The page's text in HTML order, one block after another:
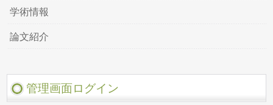
学術情報
論文紹介
管理画面ログイン